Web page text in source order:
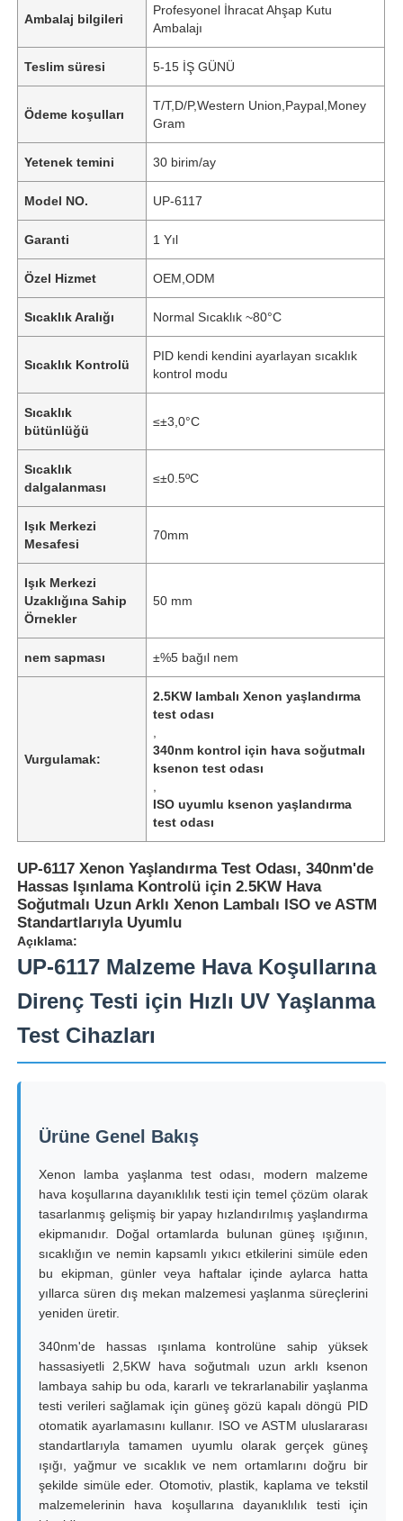
Ana sayfa
Fabrika turu
Kalite kontrol
Bize ulaşın
Teklif isteği
Laboratuvar Test Cihazları
Çevresel Test Odası
Evrensel test makinesi
Ambalaj bilgileri
Profesyonel İhracat Ahşap Kutu
Ambalajı
Teslim süresi 5-15 İŞ GÜNÜ
Ödeme koşulları
T/T,D/P,Western Union,Paypal,Money
Gram
Yetenek temini 30 birim/ay
Model NO. UP-6117
Garanti 1 Yıl
Özel Hizmet OEM,ODM
Sıcaklık Aralığı Normal Sıcaklık ~80°C
Sıcaklık Kontrolü
PID kendi kendini ayarlayan sıcaklık
kontrol modu
Sıcaklık
bütünlüğü
≤±3,0°C
Sıcaklık
dalgalanması
≤±0.5ºC
Işık Merkezi
Mesafesi
70mm
Işık Merkezi
Uzaklığına Sahip
Örnekler
50 mm
nem sapması ±%5 bağıl nem
Vurgulamak:
2.5KW lambalı Xenon yaşlandırma
test odası
340nm kontrol için hava soğutmalı
ksenon test odası
ISO uyumlu ksenon yaşlandırma
test odası
UP-6117 Xenon Yaşlandırma Test Odası, 340nm'de
Hassas Işınlama Kontrolü için 2.5KW Hava
Soğutmalı Uzun Arklı Xenon Lambalı ISO ve ASTM
Standartlarıyla Uyumlu
Açıklama:
UP-6117 Malzeme Hava Koşullarına
Direnç Testi için Hızlı UV Yaşlanma
Test Cihazları
Ürüne Genel Bakış
Xenon lamba yaşlanma test odası, modern malzeme
hava koşullarına dayanıklılık testi için temel çözüm olarak
tasarlanmış gelişmiş bir yapay hızlandırılmış yaşlandırma
ekipmanıdır. Doğal ortamlarda bulunan güneş ışığının,
sıcaklığın ve nemin kapsamlı yıkıcı etkilerini simüle eden
bu ekipman, günler veya haftalar içinde aylarca hatta
yıllarca süren dış mekan malzemesi yaşlanma süreçlerini
yeniden üretir.
340nm'de hassas ışınlama kontrolüne sahip yüksek
hassasiyetli 2,5KW hava soğutmalı uzun arklı ksenon
lambaya sahip bu oda, kararlı ve tekrarlanabilir yaşlanma
testi verileri sağlamak için güneş gözü kapalı döngü PID
otomatik ayarlamasını kullanır. ISO ve ASTM uluslararası
standartlarıyla tamamen uyumlu olarak gerçek güneş
ışığı, yağmur ve sıcaklık ve nem ortamlarını doğru bir
şekilde simüle eder. Otomotiv, plastik, kaplama ve tekstil
malzemelerinin hava koşullarına dayanıklılık testi için